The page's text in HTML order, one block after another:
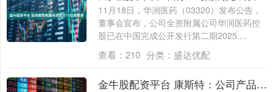
11月18日，华润医药（03320）发布公告，
董事会宣布，公司全资附属公司华润医药控
股已在中国完成公开发行第二期2025....
查看： 210 分类： 盛达优配
金牛股配资平台 康斯特：公司产品主要以工业场景为主，其他应用场景会有触及但目前需求量偏小